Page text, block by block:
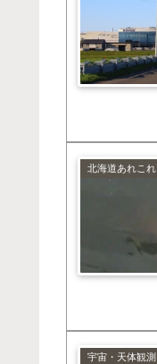
北海道あれこれ
宇宙・天体観測